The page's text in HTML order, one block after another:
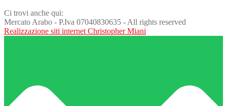
Ci trovi anche qui:
Mercato Arabo - P.Iva 07040830635 - All rights reserved
Realizzazione siti internet Christopher Miani